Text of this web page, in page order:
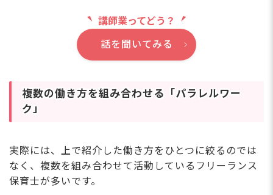
講師業ってどう？
話を聞いてみる
複数の働き方を組み合わせる「パラレルワー
ク」
実際には、上で紹介した働き方をひとつに絞るのでは
なく、複数を組み合わせて活動しているフリーランス
保育士が多いです。